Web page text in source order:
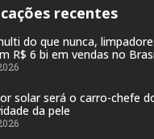
recentes
do que nunca,
R$ 6 bi em vendas no
solar será o carro-chefe
da pele